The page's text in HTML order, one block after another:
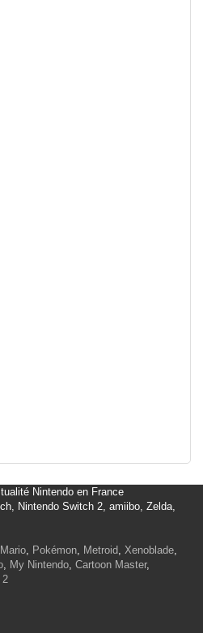
Nintendo en France
Nintendo Switch 2, amiibo, Zelda,
Mario, Pokémon, Metroid, Xenoblade,
, My Nintendo, Cartoon Master,
2